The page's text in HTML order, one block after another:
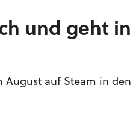
und geht in
auf Steam in den